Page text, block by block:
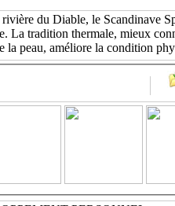
du Diable, le Scandinave
La tradition thermale, mieux
la peau, améliore la condition